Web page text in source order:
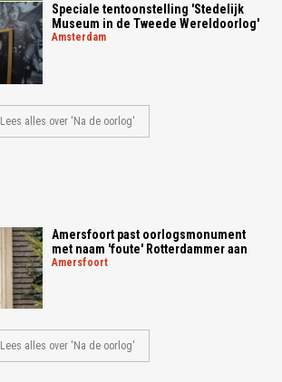
Speciale tentoonstelling 'Stedelijk
Museum in de Tweede Wereldoorlog'
amsterdam
Lees alles over 'Na de oorlog'
Amersfoort past oorlogsmonument
met naam 'foute' Rotterdammer aan
amersfoort
Lees alles over 'Na de oorlog'